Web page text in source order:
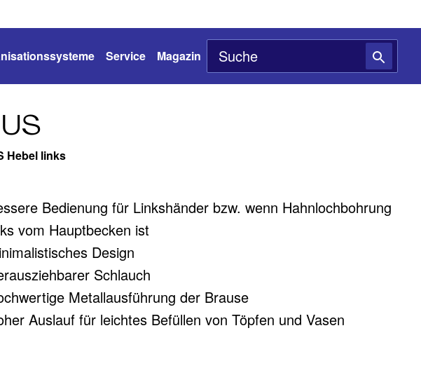
Service Magazin
Hebel links
Bedienung für Linkshänder bzw. wenn Hahnlochbohrung
vom Hauptbecken ist
Design
Schlauch
Metallausführung der Brause
Auslauf für leichtes Befüllen von Töpfen und Vasen